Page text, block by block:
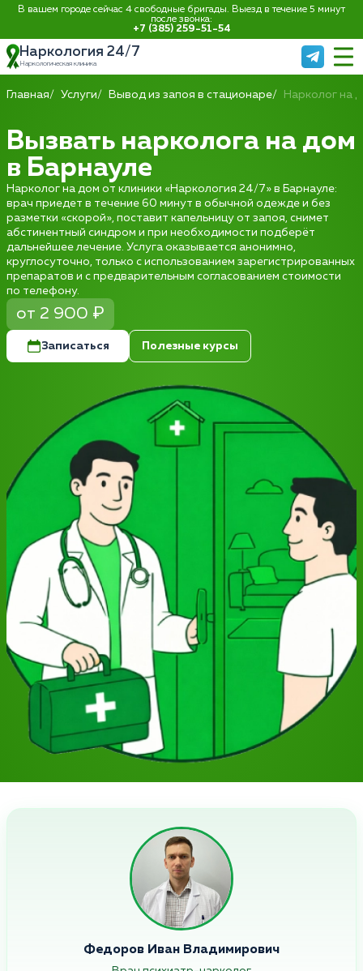
В вашем городе сейчас 4 свободные бригады. Выезд в течение 5 минут
после звонка:
+7 (385) 259-51-54
Наркология 24/7
Наркологическая клиника
Главная Услуги Вывод из запоя в стационаре Нарколог на
Вызвать нарколога на дом
в Барнауле
Нарколог на дом от клиники «Наркология 24/7» в Барнауле:
врач приедет в течение 60 минут в обычной одежде и без
разметки «скорой», поставит капельницу от запоя, снимет
абстинентный синдром и при необходимости подберёт
дальнейшее лечение. Услуга оказывается анонимно,
круглосуточно, только с использованием зарегистрированных
препаратов и с предварительным согласованием стоимости
по телефону.
от 2 900 ₽
Записаться Полезные курсы
Федоров Иван Владимирович